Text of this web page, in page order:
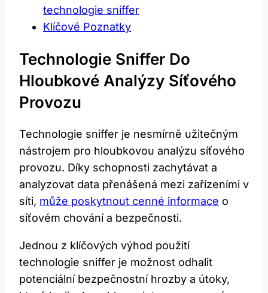
technologie sniffer
Klíčové Poznatky
Technologie Sniffer Do
Hloubkové Analýzy Síťového
Provozu
Technologie sniffer je nesmírně užitečným
nástrojem pro hloubkovou analýzu síťového
provozu. Díky schopnosti zachytávat a
analyzovat data přenášená mezi zařízeními v
síti, může poskytnout cenné informace o
síťovém chování a bezpečnosti.
Jednou z klíčových výhod použití
technologie sniffer je možnost odhalit
potenciální bezpečnostní hrozby a útoky,